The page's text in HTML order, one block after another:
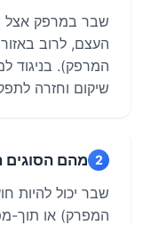
שבר במרפק אצל
העצם, לרוב
המרפק). בניגוד
שיקום וחזרה
2 מהם
שבר יכול להיות
המפרק) או תוך-